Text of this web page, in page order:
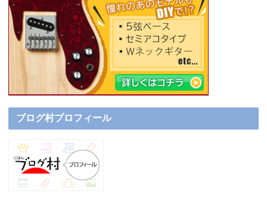
ブログ村プロフィール